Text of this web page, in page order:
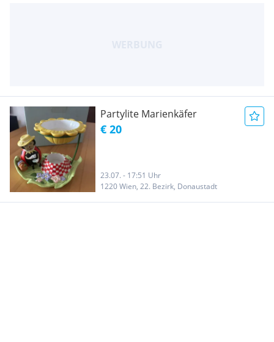
Partylite Marienkäfer
€ 20
23.07. - 17:51 Uhr
1220 Wien, 22. Bezirk, Donaustadt